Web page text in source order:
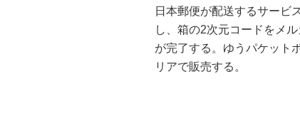
日本郵便が配送するサービ
し、箱の2次元コードをメ
が完了する。ゆうパケット
リアで販売する。